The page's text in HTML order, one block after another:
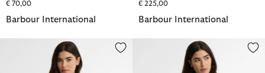
€ 70,00
Barbour International
€ 225,00
Barbour International
Canotta Cinzia Gilet in maglia Niamh